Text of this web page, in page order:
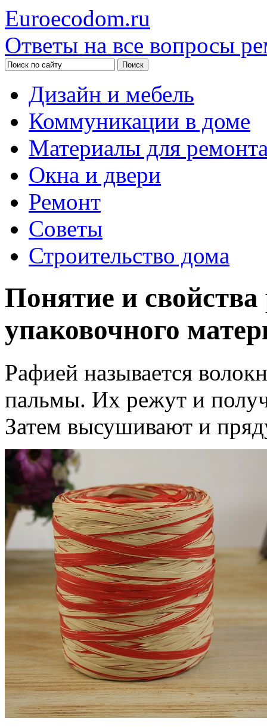
Euroecodom.ru
Ответы на все вопросы
Дизайн и мебель
Коммуникации в доме
Материалы для
Окна и двери
Ремонт
Советы
Строительство дома
Понятие и
упаковочного
Рафией называется
пальмы. Их режут и
Затем высушивают и